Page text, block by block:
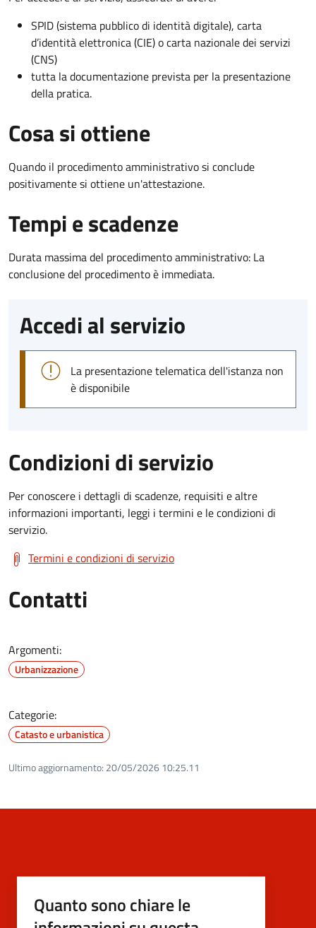
SPID (sistema pubblico di identità digitale), carta
d’identità elettronica (CIE) o carta nazionale dei servizi
(CNS)
tutta la documentazione prevista per la presentazione
della pratica.
Cosa si ottiene
Quando il procedimento amministrativo si conclude
positivamente si ottiene un'attestazione.
Tempi e scadenze
Durata massima del procedimento amministrativo: La
conclusione del procedimento è immediata.
Accedi al servizio
La presentazione telematica dell'istanza non
è disponibile
Condizioni di servizio
Per conoscere i dettagli di scadenze, requisiti e altre
informazioni importanti, leggi i termini e le condizioni di
servizio.
Termini e condizioni di servizio
Contatti
Argomenti:
Urbanizzazione
Categorie:
Catasto e urbanistica
Ultimo aggiornamento: 20/05/2026 10:25.11
Quanto sono chiare le